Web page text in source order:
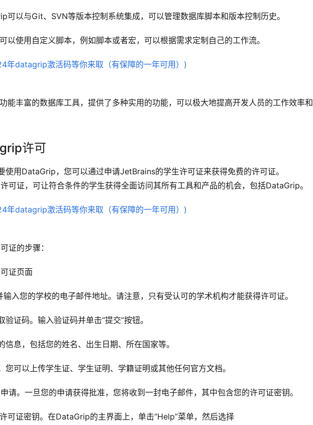
可以与Git、SVN等版本控制系统集成，可以管理数据库脚本和版本控制历史。
以使用自定义脚本，例如脚本或者宏，可以根据需求定制自己的工作流。
能丰富的数据库工具，提供了多种实用的功能，可以极大地提高开发人员的工作效率和
许可
使用DataGrip，您可以通过申请JetBrains的学生许可证来获得免费的许可证。
可证，可让符合条件的学生获得全面访问其所有工具和产品的机会，包括DataGrip。
证的步骤：
证页面
输入您的学校的电子邮件地址。请注意，只有受认可的学术机构才能获得许可证。
证码。输入验证码并单击“提交”按钮。
信息，包括您的姓名、出生日期、所在国家等。
您可以上传学生证、学生证明、学籍证明或其他任何官方文档。
请。一旦您的申请获得批准，您将收到一封电子邮件，其中包含您的许可证密钥。
可证密钥。在DataGrip的主界面上，单击“Help”菜单，然后选择